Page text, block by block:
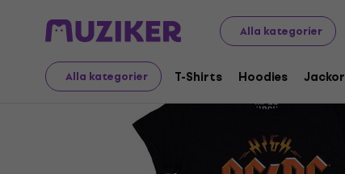
Alla kategorier
Alla kategorier T-Shirts Hoodies Jackor
Merch Musikalisk Merch T-Shirts